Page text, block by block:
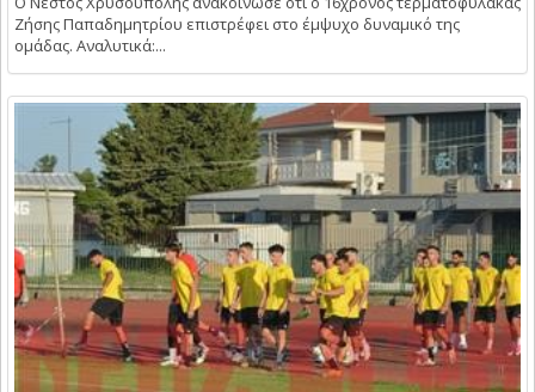
Ζήσης Παπαδημητρίου επιστρέφει στο έμψυχο δυναμικό της
ομάδας. Αναλυτικά:...